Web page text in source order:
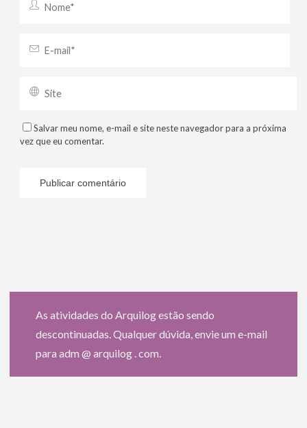
Salvar meu nome, e-mail e site neste navegador para a próxima
vez que eu comentar.
As atividades do Arquilog estão sendo
descontinuadas. Qualquer dúvida, envie um e-mail
para adm @ arquilog . com.